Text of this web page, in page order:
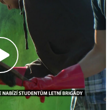
Přehrát
video